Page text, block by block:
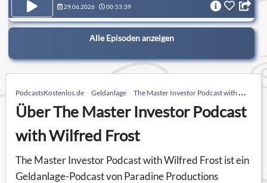
29.06.2026 00:53:39
Alle Episoden anzeigen
PodcastsKostenlos.de Geldanlage The Master Investor Podcast with Wilfred Frost
Über The Master Investor Podcast
with Wilfred Frost
The Master Investor Podcast with Wilfred Frost ist ein
Geldanlage-Podcast von Paradine Productions